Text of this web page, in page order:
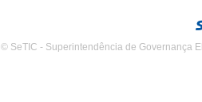
© SeTIC - Superintendência de Governança